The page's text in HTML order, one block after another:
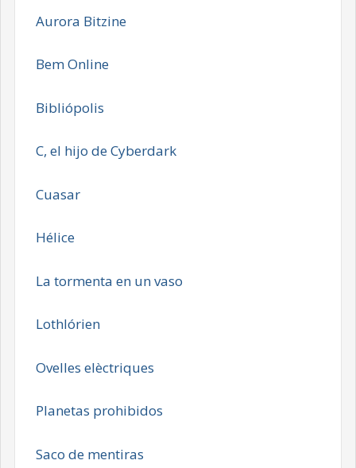
Aurora Bitzine
Bem Online
Bibliópolis
C, el hijo de Cyberdark
Cuasar
Hélice
La tormenta en un vaso
Lothlórien
Ovelles elèctriques
Planetas prohibidos
Saco de mentiras